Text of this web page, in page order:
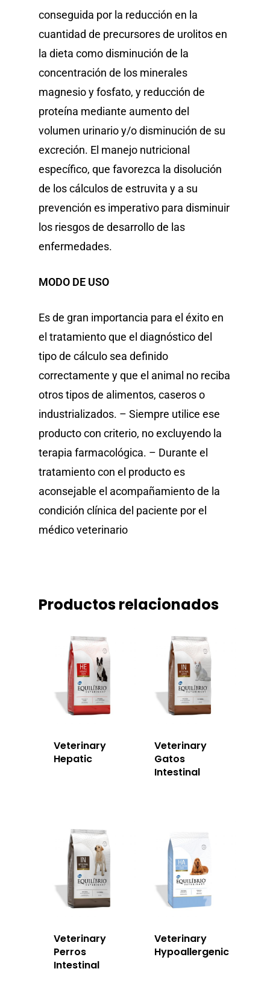
conseguida por la reducción en la
cuantidad de precursores de urolitos en
la dieta como disminución de la
concentración de los minerales
magnesio y fosfato, y reducción de
proteína mediante aumento del
volumen urinario y/o disminución de su
excreción. El manejo nutricional
específico, que favorezca la disolución
de los cálculos de estruvita y a su
prevención es imperativo para disminuir
los riesgos de desarrollo de las
enfermedades.
MODO DE USO
Es de gran importancia para el éxito en
el tratamiento que el diagnóstico del
tipo de cálculo sea definido
correctamente y que el animal no reciba
otros tipos de alimentos, caseros o
industrializados. – Siempre utilice ese
producto con criterio, no excluyendo la
terapia farmacológica. – Durante el
tratamiento con el producto es
aconsejable el acompañamiento de la
condición clínica del paciente por el
médico veterinario
Productos relacionados
Veterinary
Hepatic
Veterinary
Gatos
Intestinal
Veterinary
Perros
Intestinal
Veterinary
Hypoallergenic